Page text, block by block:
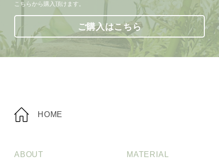
こちらから購入頂けます。
ご購入はこちら
HOME
ABOUT MATERIAL